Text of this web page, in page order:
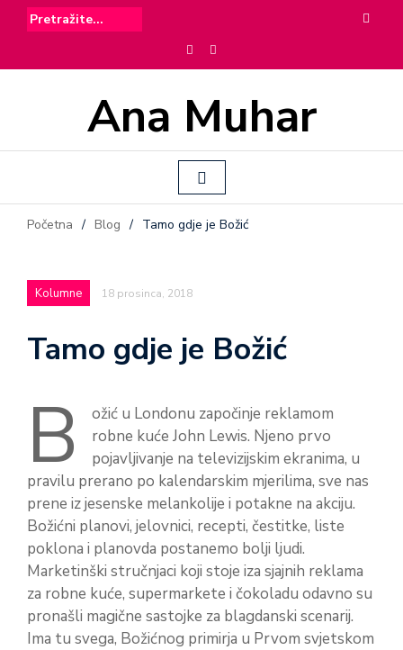
Ana Muhar
Početna / Blog / Tamo gdje je Božić
Kolumne 18 prosinca, 2018
Tamo gdje je Božić
B
ožić u Londonu započinje reklamom
robne kuće John Lewis. Njeno prvo
pojavljivanje na televizijskim ekranima, u
pravilu prerano po kalendarskim mjerilima, sve nas
prene iz jesenske melankolije i potakne na akciju.
Božićni planovi, jelovnici, recepti, čestitke, liste
poklona i planovda postanemo bolji ljudi.
Marketinški stručnjaci koji stoje iza sjajnih reklama
za robne kuće, supermarkete i čokoladu odavno su
pronašli magične sastojke za blagdanski scenarij.
Ima tu svega, Božićnog primirja u Prvom svjetskom